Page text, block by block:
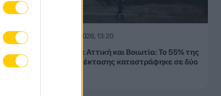
08.08.2026, 13:20
Φωτιά σε Αττική και Βοιωτία: Το 55% της
καμένης έκτασης καταστράφηκε σε δύο